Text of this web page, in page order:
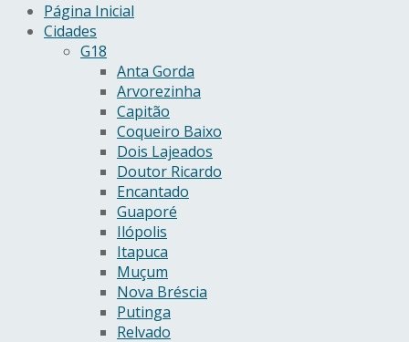
Página Inicial
Cidades
G18
Anta Gorda
Arvorezinha
Capitão
Coqueiro Baixo
Dois Lajeados
Doutor Ricardo
Encantado
Guaporé
Ilópolis
Itapuca
Muçum
Nova Bréscia
Putinga
Relvado